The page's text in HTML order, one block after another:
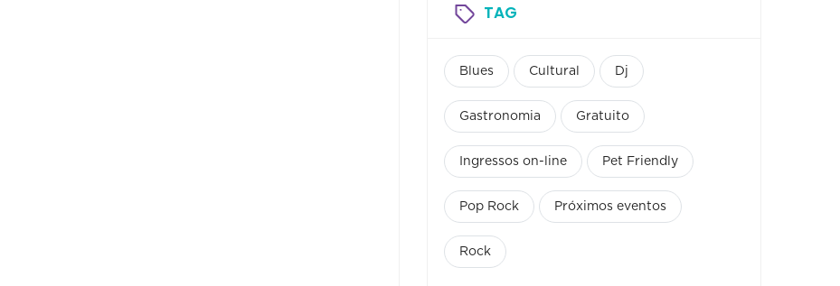
TAG
Blues Cultural Dj
Gastronomia Gratuito
Ingressos on-line Pet Friendly
Pop Rock Próximos eventos
Rock